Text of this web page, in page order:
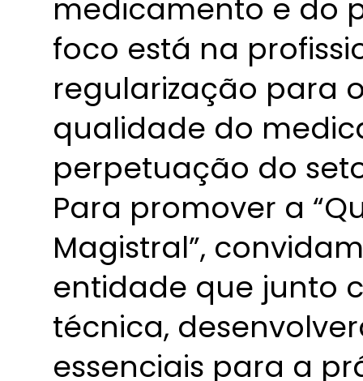
medicamento e do
foco está na
regularização para
qualidade do
perpetuação do
Para promover a
Magistral”,
entidade que junto
técnica,
essenciais para a